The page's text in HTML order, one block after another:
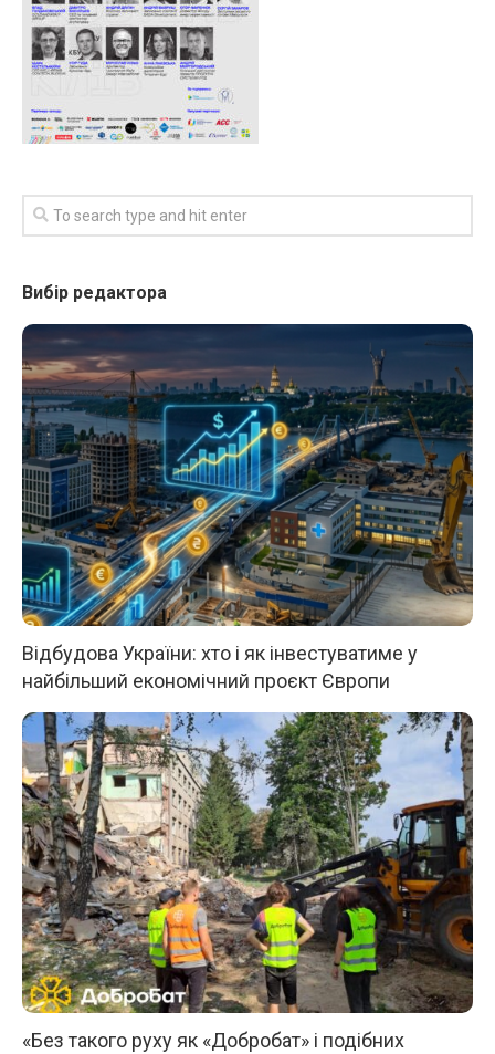
Вибір редактора
Відбудова України: хто і як інвестуватиме у
найбільший економічний проєкт Європи
«Без такого руху як «Добробат» і подібних